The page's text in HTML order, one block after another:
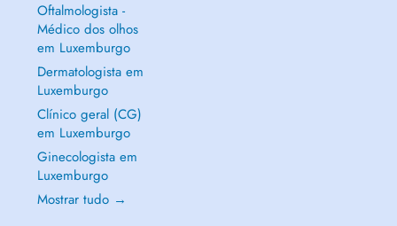
Oftalmologista -
Médico dos olhos
em Luxemburgo
Dermatologista em
Luxemburgo
Clínico geral (CG)
em Luxemburgo
Ginecologista em
Luxemburgo
Mostrar tudo →